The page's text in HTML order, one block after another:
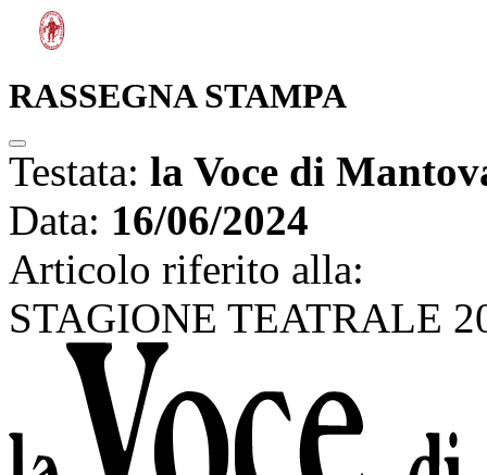
RASSEGNA STAMPA
Testata: la Voce di
Data: 16/06/2024
Articolo riferito alla:
STAGIONE TEATRALE